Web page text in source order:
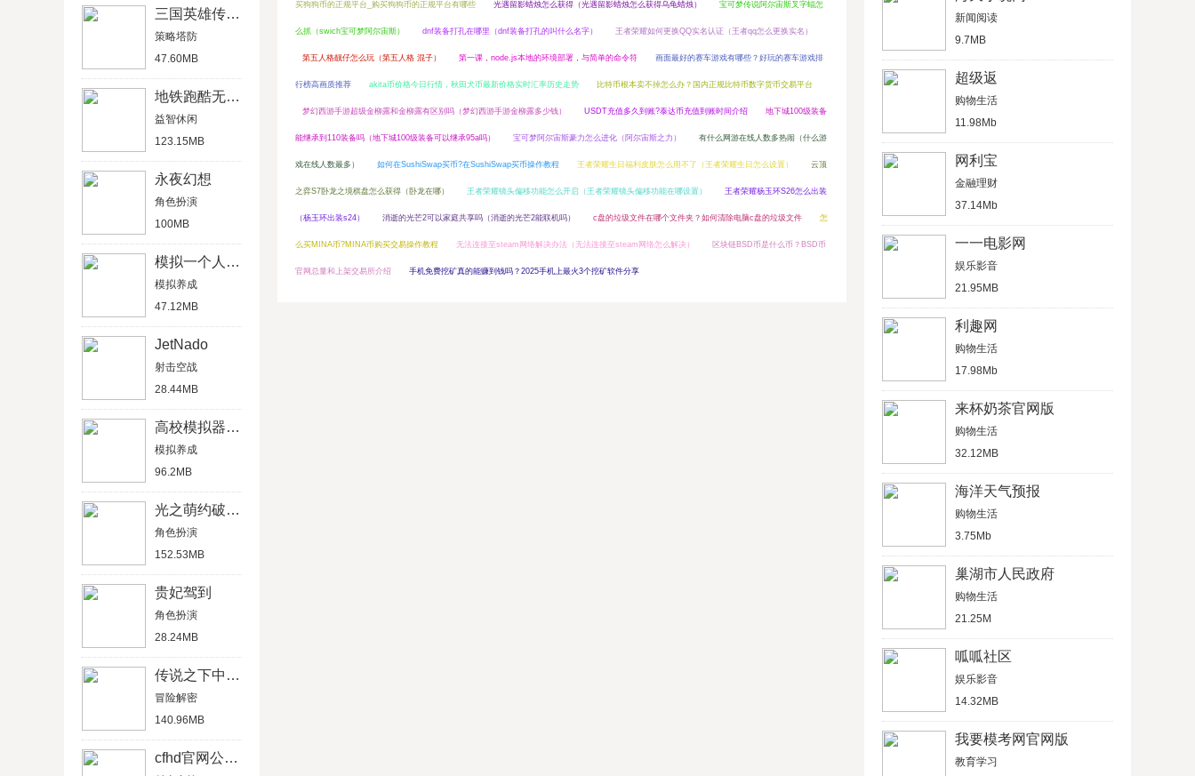
三国英雄传单机版
策略塔防
47.60MB
地铁跑酷无限金币版
益智休闲
123.15MB
永夜幻想
角色扮演
100MB
模拟一个人一生
模拟养成
47.12MB
JetNado
射击空战
28.44MB
高校模拟器中文版
模拟养成
96.2MB
光之萌约破解版
角色扮演
152.53MB
贵妃驾到
角色扮演
28.24MB
传说之下中文汉化版
冒险解密
140.96MB
cfhd官网公测版
买狗狗币的正规平台_购买狗狗币的正规平台有哪些 光遇留影蜡烛怎么获得（光遇留影蜡烛怎么获得乌龟蜡烛） 宝可梦传说阿尔宙斯叉字蝠怎
么抓（swich宝可梦阿尔宙斯） dnf装备打孔在哪里（dnf装备打孔的叫什么名字） 王者荣耀如何更换QQ实名认证（王者qq怎么更换实名）
第五人格靓仔怎么玩（第五人格 混子） 第一课，node.js本地的环境部署，与简单的命令符 画面最好的赛车游戏有哪些？好玩的赛车游戏排
行榜高画质推荐 akita币价格今日行情，秋田犬币最新价格实时汇率历史走势 比特币根本卖不掉怎么办？国内正规比特币数字货币交易平台
梦幻西游手游超级金柳露和金柳露有区别吗（梦幻西游手游金柳露多少钱） USDT充值多久到账?泰达币充值到账时间介绍 地下城100级装备
能继承到110装备吗（地下城100级装备可以继承95a吗） 宝可梦阿尔宙斯豪力怎么进化（阿尔宙斯之力） 有什么网游在线人数多热闹（什么游
戏在线人数最多） 如何在SushiSwap买币?在SushiSwap买币操作教程 王者荣耀生日福利皮肤怎么用不了（王者荣耀生日怎么设置） 云顶
之弈S7卧龙之境棋盘怎么获得（卧龙在哪） 王者荣耀镜头偏移功能怎么开启（王者荣耀镜头偏移功能在哪设置） 王者荣耀杨玉环S26怎么出装
（杨玉环出装s24） 消逝的光芒2可以家庭共享吗（消逝的光芒2能联机吗） c盘的垃圾文件在哪个文件夹？如何清除电脑c盘的垃圾文件 怎
么买MINA币?MINA币购买交易操作教程 无法连接至steam网络解决办法（无法连接至steam网络怎么解决） 区块链BSD币是什么币？BSD币
官网总量和上架交易所介绍 手机免费挖矿真的能赚到钱吗？2025手机上最火3个挖矿软件分享
新闻阅读
9.7MB
超级返
购物生活
11.98Mb
网利宝
金融理财
37.14Mb
一一电影网
娱乐影音
21.95MB
利趣网
购物生活
17.98Mb
来杯奶茶官网版
购物生活
32.12MB
海洋天气预报
购物生活
3.75Mb
巢湖市人民政府
购物生活
21.25M
呱呱社区
娱乐影音
14.32MB
我要模考网官网版
教育学习